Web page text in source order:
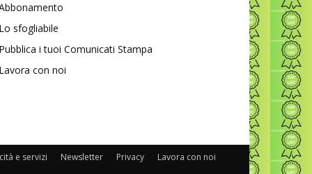
Lo sfogliabile
Pubblica i tuoi Comunicati Stampa
Lavora con noi
e servizi Newsletter Privacy Lavora con noi